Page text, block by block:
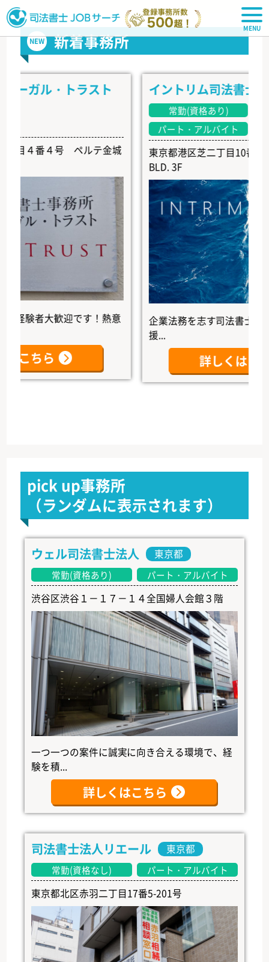
司法書士JOBサーチ
NEW 新着事務所
ル・トラスト
番４号 ペルテ金城
者大歓迎です！熱意
ら
イントリム司法書士事務所
常勤(資格あり)
常勤
パート・アルバイト
東京都港区芝二丁目10番6号
BLD. 3F
企業法務を志す司法書士の未来
詳しくはこちら
pick up事務所
（ランダムに表示されます）
ウェル司法書士法人 東京都
常勤(資格あり) パート・アルバイト
渋谷区渋谷１－１７－１４全国婦人会館３階
一つ一つの案件に誠実に向き合える環境で、経
験を積...
詳しくはこちら
司法書士法人リエール 東京都
常勤(資格なし) パート・アルバイト
東京都北区赤羽二丁目17番5-201号